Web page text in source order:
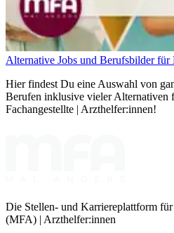
Alternative Jobs und Berufsbilder für
Hier findest Du eine Auswahl von
Berufen inklusive vieler Alternativen
Fachangestellte | Arzthelfer:innen!
Die Stellen- und Karriereplattform
(MFA) | Arzthelfer:innen